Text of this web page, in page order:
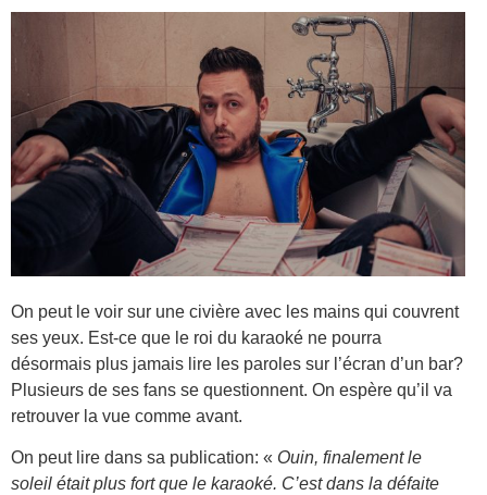
On peut le voir sur une civière avec les mains qui couvrent
ses yeux. Est-ce que le roi du karaoké ne pourra
désormais plus jamais lire les paroles sur l’écran d’un bar?
Plusieurs de ses fans se questionnent. On espère qu’il va
retrouver la vue comme avant.
On peut lire dans sa publication: « Ouin, finalement le
soleil était plus fort que le karaoké. C’est dans la défaite